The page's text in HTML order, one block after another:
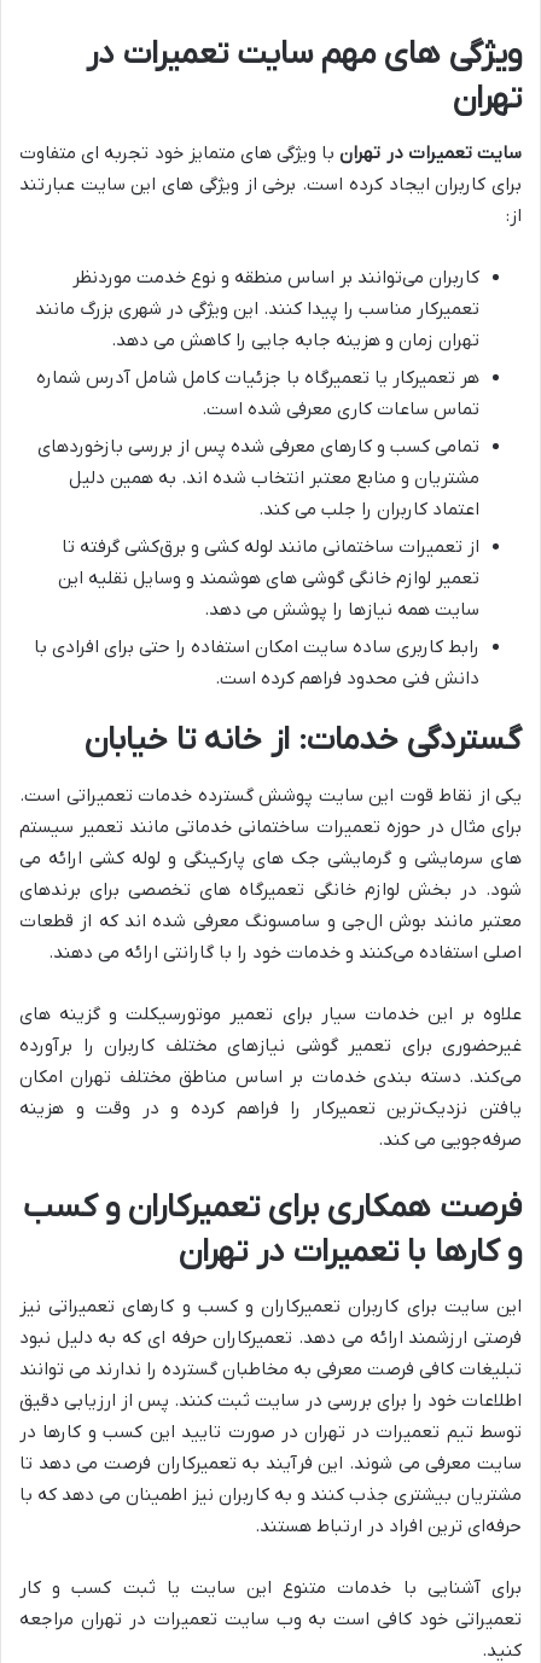
ویژگی ‌های مهم سایت تعمیرات در
تهران
سایت تعمیرات در تهرانبا ویژگی ‌های متمایز خود تجربه ‌ای متفاوت
برای کاربران ایجاد کرده است. برخی از ویژگی های این سایت عبارتند
از:
کاربران می‌توانند بر اساس منطقه و نوع خدمت موردنظر
تعمیرکار مناسب را پیدا کنند. این ویژگی در شهری بزرگ مانند
تهران زمان و هزینه جابه‌ جایی را کاهش می ‌دهد.
هر تعمیرکار یا تعمیرگاه با جزئیات کامل شامل آدرس شماره
تماس ساعات کاری معرفی شده است.
تمامی کسب ‌و کارهای معرفی‌ شده پس از بررسی بازخوردهای
مشتریان و منابع معتبر انتخاب شده ‌اند. به همین دلیل
اعتماد کاربران را جلب می ‌کند.
از تعمیرات ساختمانی مانند لوله ‌کشی و برق‌کشی گرفته تا
تعمیر لوازم خانگی گوشی‌ های هوشمند و وسایل نقلیه این
سایت همه نیازها را پوشش می ‌دهد.
رابط کاربری ساده سایت امکان استفاده را حتی برای افرادی با
دانش فنی محدود فراهم کرده است.
گستردگی خدمات: از خانه تا خیابان
یکی از نقاط قوت این سایت پوشش گسترده خدمات تعمیراتی است.
برای مثال در حوزه تعمیرات ساختمانی خدماتی مانند تعمیر سیستم
‌های سرمایشی و گرمایشی جک‌ های پارکینگی و لوله ‌کشی ارائه می
‌شود. در بخش لوازم خانگی تعمیرگاه‌ های تخصصی برای برندهای
معتبر مانند بوش ال‌جی و سامسونگ معرفی شده ‌اند که از قطعات
اصلی استفاده می‌کنند و خدمات خود را با گارانتی ارائه می ‌دهند.
علاوه بر این خدمات سیار برای تعمیر موتورسیکلت و گزینه ‌های
غیرحضوری برای تعمیر گوشی نیازهای مختلف کاربران را برآورده
می‌کند. دسته ‌بندی خدمات بر اساس مناطق مختلف تهران امکان
یافتن نزدیک‌ترین تعمیرکار را فراهم کرده و در وقت و هزینه
صرفه‌جویی می ‌کند.
فرصت همکاری برای تعمیرکاران و کسب
‌و کارها با تعمیرات در تهران
این سایت برای کاربران تعمیرکاران و کسب ‌و کارهای تعمیراتی نیز
فرصتی ارزشمند ارائه می ‌دهد. تعمیرکاران حرفه ‌ای که به دلیل نبود
تبلیغات کافی فرصت معرفی به مخاطبان گسترده را ندارند می‌ توانند
اطلاعات خود را برای بررسی در سایت ثبت کنند. پس از ارزیابی دقیق
توسط تیم تعمیرات در تهران در صورت تایید این کسب ‌و کارها در
سایت معرفی می ‌شوند. این فرآیند به تعمیرکاران فرصت می دهد تا
مشتریان بیشتری جذب کنند و به کاربران نیز اطمینان می ‌دهد که با
حرفه‌ای ‌ترین افراد در ارتباط هستند.
برای آشنایی با خدمات متنوع این سایت یا ثبت کسب ‌و کار
تعمیراتی خود کافی است به وب ‌سایت تعمیرات در تهران مراجعه
کنید.